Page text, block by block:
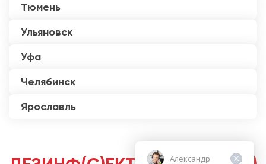
Тюмень
Ульяновск
Уфа
Челябинск
Ярославль
Александр